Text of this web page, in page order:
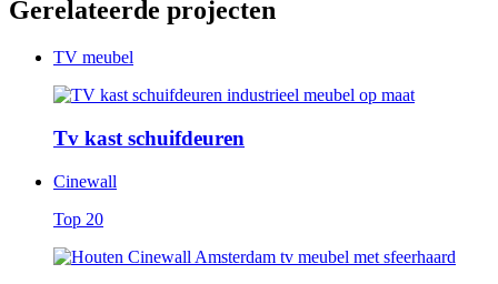
Gerelateerde projecten
TV meubel
Tv kast schuifdeuren
Cinewall
Top 20